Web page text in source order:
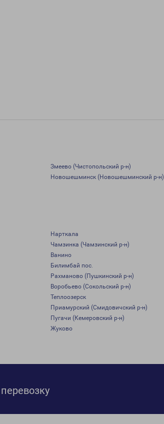
Змеево (Чистопольский р-н)
Новошешминск (Новошешминский р-н)
Нарткала
Чамзинка (Чамзинский р-н)
Ванино
Билимбай пос.
Рахманово (Пушкинский р-н)
Воробьево (Сокольский р-н)
Теплоозерск
Приамурский (Смидовичский р-н)
Пугачи (Кемеровский р-н)
Жуково